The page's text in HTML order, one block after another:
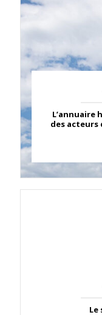
L’annuaire
des acteurs
Le